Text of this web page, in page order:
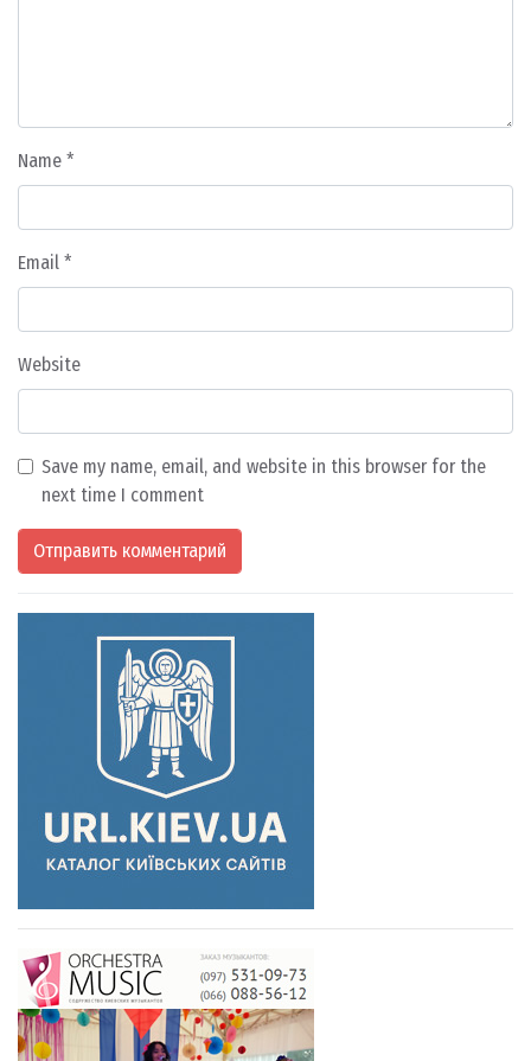
Name *
Email *
Website
Save my name, email, and website in this browser for the
next time I comment